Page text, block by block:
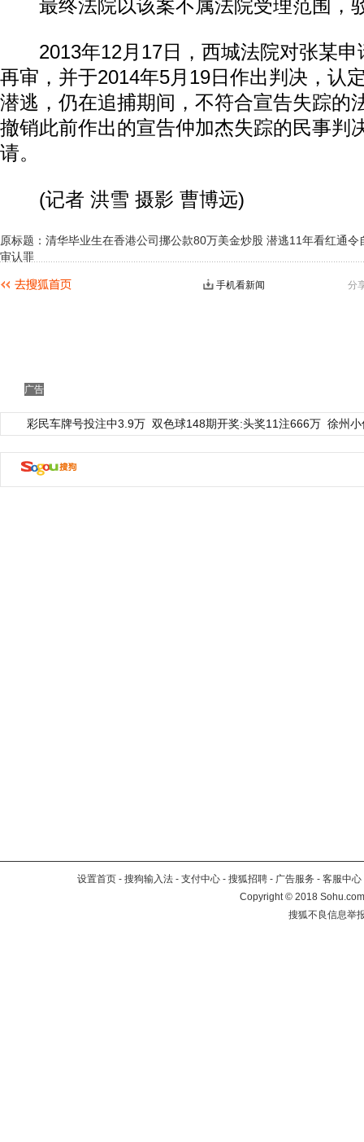
最终法院以该案不属法院受理范围，
2013年12月17日，西城法院对张某申
再审，并于2014年5月19日作出判决，认
潜逃，仍在追捕期间，不符合宣告失踪的
撤销此前作出的宣告仲加杰失踪的民事判
请。
(记者 洪雪 摄影 曹博远)
原标题：清华毕业生在香港公司挪公款80万美金炒股 潜逃11年看红通令
审认罪
分
手机看新闻
广告
彩民车牌号投注中3.9万 双色球148期开奖:头奖11注666万 徐州
设置首页 - 搜狗输入法 - 支付中心 - 搜狐招聘 - 广告服务 - 客服中心
Copyright©2018
搜狐不良信息举